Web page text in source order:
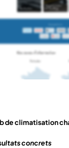
de climatisation
concrets